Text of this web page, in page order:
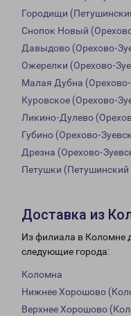
Городищи
Снопок Новый
Давыдово (Орехово-
Ожерелки (Орехово-
Малая Дубна
Куровское (Орехово-
Ликино-Дулево
Губино (Орехово-
Дрезна (Орехово-
Петушки (Петушинский
Доставка из
Из филиала в Коломне
следующие города:
Коломна
Нижнее Хорошово
Верхнее Хорошово